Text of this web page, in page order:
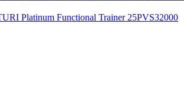
Platinum Functional Trainer 25PVS32000